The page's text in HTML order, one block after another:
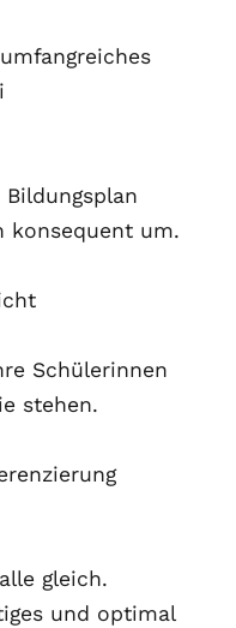
konsequent um.
Schülerinnen
stehen.
gleich.
und optimal